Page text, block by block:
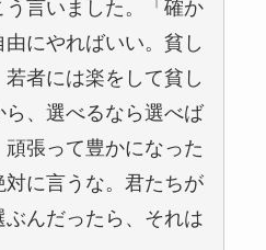
言いました。「確か
にやればいい。貧し
者には楽をして貧し
ら、選べるなら選べば
張って豊かになった
対に言うな。君たちが
んだったら、それは